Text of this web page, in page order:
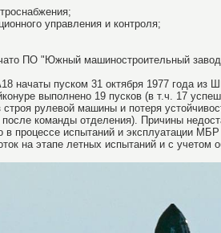
управления и контроля;
ПО "Южный машиностроительный завод"
начаты пуском 31 октября 1977 года
выполнено 19 пусков (в т.ч. 17
рулевой машины и потеря
после команды отделения). Причины
процессе испытаний и эксплуатации
на этапе летных испытаний и с учетом